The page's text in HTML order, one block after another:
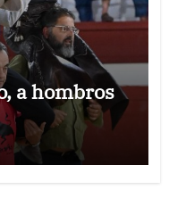
a hombros